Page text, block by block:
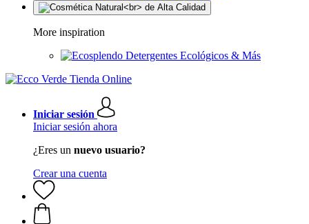
More inspiration
Detergentes Ecológicos & Más
Iniciar sesión
Iniciar sesión ahora
¿Eres un nuevo usuario?
Crear una cuenta